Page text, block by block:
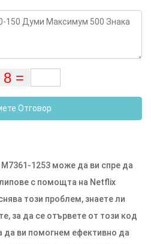
Отговор
1253 може да ви спре да
с помощта на Netflix
този проблем, знаете ли
за да се отървете от този код
да ви помогнем ефективно да